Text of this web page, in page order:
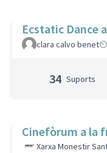
Ecstatic Dance
clara calvo benet
34 Suports
Cinefòrum a la
Xarxa Monestir